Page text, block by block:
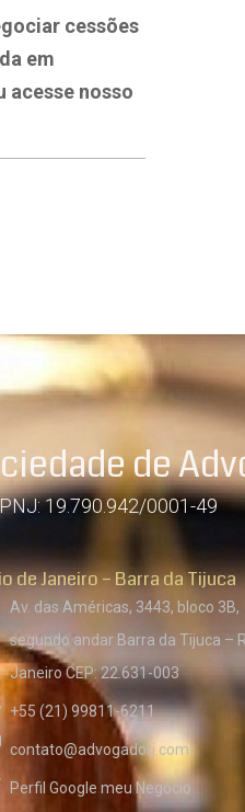
cessões
em
acesse nosso
de
19.790.942/0001-49
de Janeiro – Barra da Tijuca
Av. das Américas, 3443, bloco 3B,
segundo andar Barra da Tijuca –
Janeiro CEP: 22.631-003
+55 (21) 99811-6211
contato@advogadorj.com
Perfil Google meu Negócio